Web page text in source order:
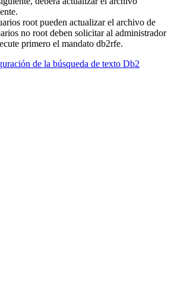
root pueden actualizar el archivo de
no root deben solicitar al administrador
primero el mandato db2rfe.
de la búsqueda de texto Db2